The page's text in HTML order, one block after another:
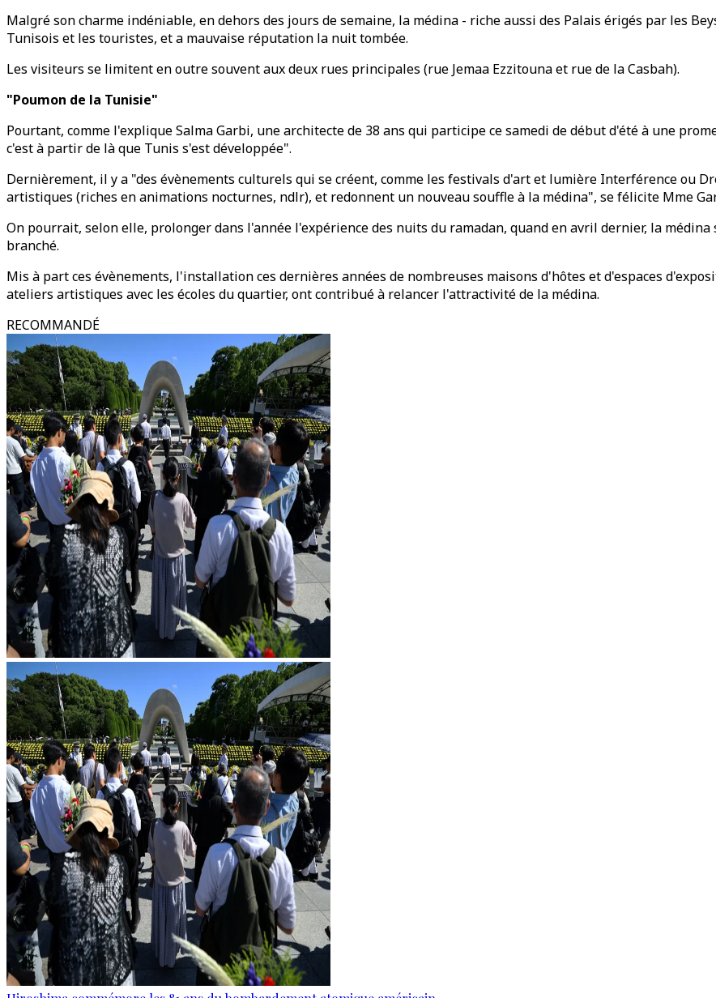
Malgré son charme indéniable, en dehors des jours de semaine, la médina - riche aussi des Palais érigés par les
Tunisois et les touristes, et a mauvaise réputation la nuit tombée.
Les visiteurs se limitent en outre souvent aux deux rues principales (rue Jemaa Ezzitouna et rue de la Casbah).
"Poumon de la Tunisie"
Pourtant, comme l'explique Salma Garbi, une architecte de 38 ans qui participe ce samedi de début d'été à une
c'est à partir de là que Tunis s'est développée".
Dernièrement, il y a "des évènements culturels qui se créent, comme les festivals d'art et lumière Interférence ou
artistiques (riches en animations nocturnes, ndlr), et redonnent un nouveau souffle à la médina", se félicite Mme
On pourrait, selon elle, prolonger dans l'année l'expérience des nuits du ramadan, quand en avril dernier, la
branché.
Mis à part ces évènements, l'installation ces dernières années de nombreuses maisons d'hôtes et d'espaces
ateliers artistiques avec les écoles du quartier, ont contribué à relancer l'attractivité de la médina.
RECOMMANDÉ